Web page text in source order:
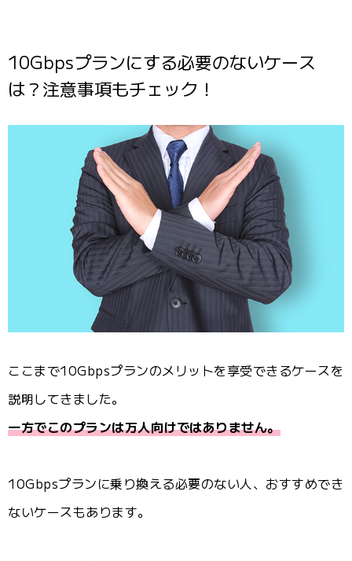
10Gbpsプランにする必要のないケース
は？注意事項もチェック！
ここまで10Gbpsプランのメリットを享受できるケースを
説明してきました。
一方でこのプランは万人向けではありません。
10Gbpsプランに乗り換える必要のない人、おすすめでき
ないケースもあります。